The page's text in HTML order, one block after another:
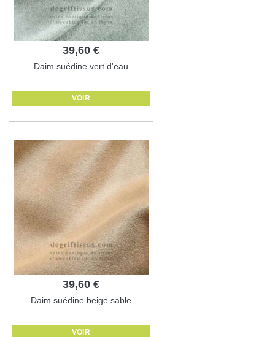
39,60 €
Daim suédine vert d'eau
VOIR
39,60 €
Daim suédine beige sable
VOIR